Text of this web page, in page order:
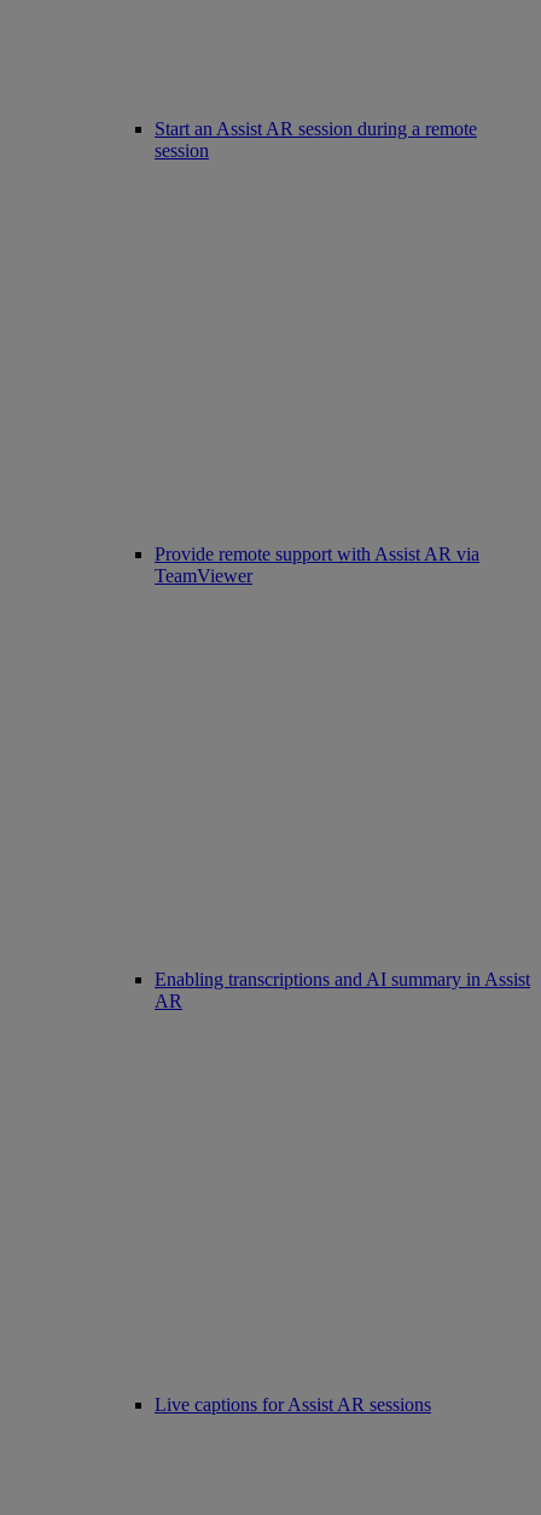
Start an Assist AR session during a remote
session
Provide remote support with Assist AR via
TeamViewer
Enabling transcriptions and AI summary in Assist
AR
Live captions for Assist AR sessions